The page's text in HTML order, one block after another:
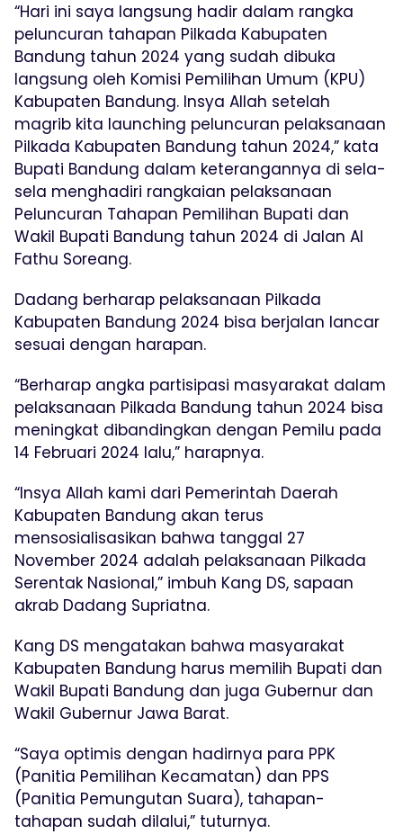
“Hari ini saya langsung hadir dalam rangka
peluncuran tahapan Pilkada Kabupaten
Bandung tahun 2024 yang sudah dibuka
langsung oleh Komisi Pemilihan Umum (KPU)
Kabupaten Bandung. Insya Allah setelah
magrib kita launching peluncuran pelaksanaan
Pilkada Kabupaten Bandung tahun 2024,” kata
Bupati Bandung dalam keterangannya di sela-
sela menghadiri rangkaian pelaksanaan
Peluncuran Tahapan Pemilihan Bupati dan
Wakil Bupati Bandung tahun 2024 di Jalan Al
Fathu Soreang.
Dadang berharap pelaksanaan Pilkada
Kabupaten Bandung 2024 bisa berjalan lancar
sesuai dengan harapan.
“Berharap angka partisipasi masyarakat dalam
pelaksanaan Pilkada Bandung tahun 2024 bisa
meningkat dibandingkan dengan Pemilu pada
14 Februari 2024 lalu,” harapnya.
“Insya Allah kami dari Pemerintah Daerah
Kabupaten Bandung akan terus
mensosialisasikan bahwa tanggal 27
November 2024 adalah pelaksanaan Pilkada
Serentak Nasional,” imbuh Kang DS, sapaan
akrab Dadang Supriatna.
Kang DS mengatakan bahwa masyarakat
Kabupaten Bandung harus memilih Bupati dan
Wakil Bupati Bandung dan juga Gubernur dan
Wakil Gubernur Jawa Barat.
“Saya optimis dengan hadirnya para PPK
(Panitia Pemilihan Kecamatan) dan PPS
(Panitia Pemungutan Suara), tahapan-
tahapan sudah dilalui,” tuturnya.